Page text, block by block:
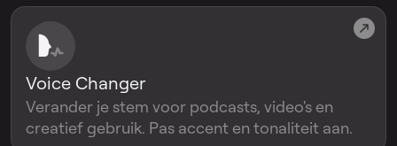
Voice Changer
Verander je stem voor podcasts, video's en
creatief gebruik. Pas accent en tonaliteit aan.